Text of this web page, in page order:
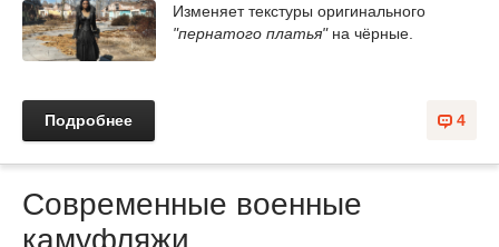
Изменяет текстуры оригинального
"пернатого платья" на чёрные.
4
Подробнее
Современные военные